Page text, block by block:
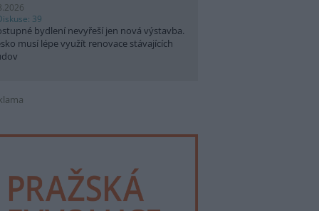
39
bydlení nevyřeší jen nová výstavba.
musí lépe využít renovace stávajících